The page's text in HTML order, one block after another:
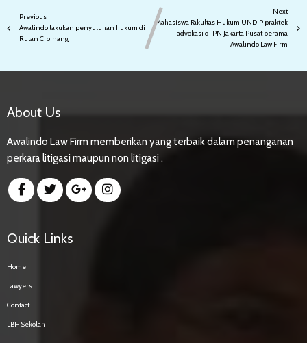
Previous
Awalindo lakukan penyuluhan hukum di
Rutan Cipinang
Next
Mahasiswa Fakultas Hukum UNDIP praktek
advokasi di PN Jakarta Pusat berama
Awalindo Law Firm
About Us
Awalindo Law Firm memberikan yang terbaik dalam penanganan
perkara litigasi maupun non litigasi .
Quick Links
Home
Lawyers
Contact
LBH Sekolah